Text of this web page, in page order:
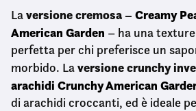
Laversione cremosa – Creamy
American Garden – ha una
perfetta per chi preferisce un
morbido. Laversione crunchy
arachidi Crunchy American
di arachidi croccanti, ed è ideale